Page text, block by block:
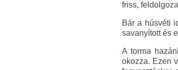
friss,
Bár a húsvéti
savanyított és
A torma
okozza. Ezen